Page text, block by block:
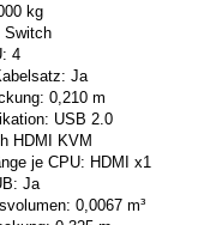
kg
Switch
4
Ja
0,210 m
USB 2.0
HDMI KVM
je CPU: HDMI x1
Ja
0,0067 m³